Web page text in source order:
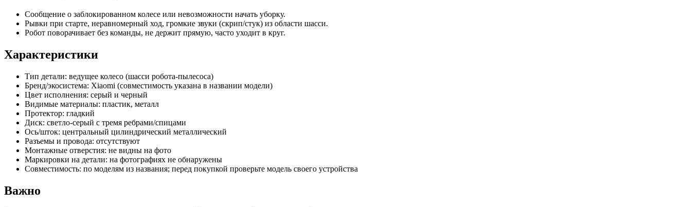
Сообщение о заблокированном колесе или невозможности начать уборку.
Рывки при старте, неравномерный ход, громкие звуки (скрип/стук) из области шасси.
Робот поворачивает без команды, не держит прямую, часто уходит в круг.
Характеристики
Тип детали: ведущее колесо (шасси робота-пылесоса)
Бренд/экосистема: Xiaomi (совместимость указана в названии модели)
Цвет исполнения: серый и черный
Видимые материалы: пластик, металл
Протектор: гладкий
Диск: светло-серый с тремя ребрами/спицами
Ось/шток: центральный цилиндрический металлический
Разъемы и провода: отсутствуют
Монтажные отверстия: не видны на фото
Маркировки на детали: на фотографиях не обнаружены
Совместимость: по моделям из названия; перед покупкой проверьте модель своего устройства
Важно